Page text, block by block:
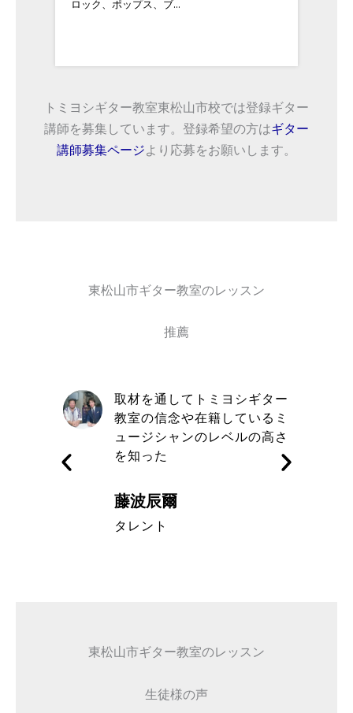
東京都葛飾区出身。1...
トミヨシギター教室東松山市校では登録ギター
講師を募集しています。登録希望の方はギター
講師募集ページより応募をお願いします。
東松山市ギター教室のレッスン
推薦
取材を通してトミヨシギター
教室の信念や在籍しているミ
ュージシャンのレベルの高さ
を知った
藤波辰爾
タレント
東松山市ギター教室のレッスン
生徒様の声